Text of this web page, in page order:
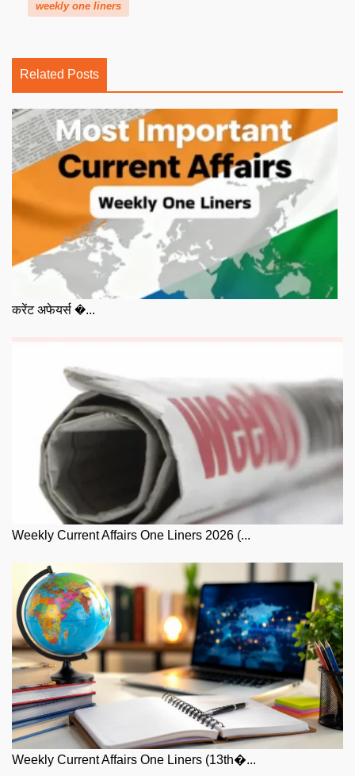
weekly one liners
Related Posts
करेंट अफेयर्स �...
Weekly Current Affairs One Liners 2026 (...
Weekly Current Affairs One Liners (13th�...